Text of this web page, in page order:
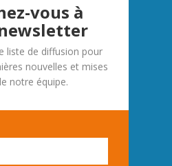
vous à
liste de diffusion pour
nouvelles et mises
notre équipe.